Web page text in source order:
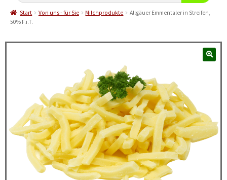
Start Von uns - für Sie Milchprodukte
Allgäuer Emmentaler in Streifen,
50% F.i.T.